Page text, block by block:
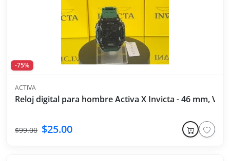
-75%
ACTIVA
Reloj digital para hombre Activa X Invicta - 46 mm,
$99.00 $25.00